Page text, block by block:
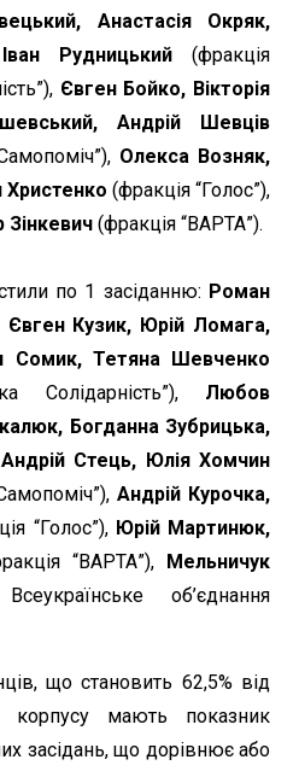
Анастасія Окряк,
Рудницький (фракція
Євген Бойко, Вікторія
Андрій Шевців
Олекса Возняк,
Христенко (фракція “Голос”),
Зінкевич (фракція “ВАРТА”).
по 1 засіданню: Роман
Євген Кузик, Юрій Ломага,
Сомик, Тетяна Шевченко
Солідарність”), Любов
Богданна Зубрицька,
Стець, Юлія Хомчин
Андрій Курочка,
“Голос”), Юрій Мартинюк,
“ВАРТА”), Мельничук
об’єднання
що становить 62,5% від
корпусу мають показник
засідань, що дорівнює або